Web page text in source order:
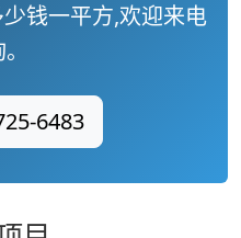
钱一平方,欢迎来电
6483